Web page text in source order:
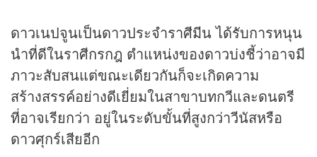
ดาวเนปจูนเป็นดาวประจำราศีมีน ได้รับการหนุน
นำที่ดีในราศีกรกฎ ตำแหน่งของดาวบ่งชี้ว่าอาจมี
ภาวะสับสนแต่ขณะเดียวกันก็จะเกิดความ
สร้างสรรค์อย่างดีเยี่ยมในสาขาบทกวีและดนตรี
ที่อาจเรียกว่า อยู่ในระดับขั้นที่สูงกว่าวีนัสหรือ
ดาวศุกร์เสียอีก